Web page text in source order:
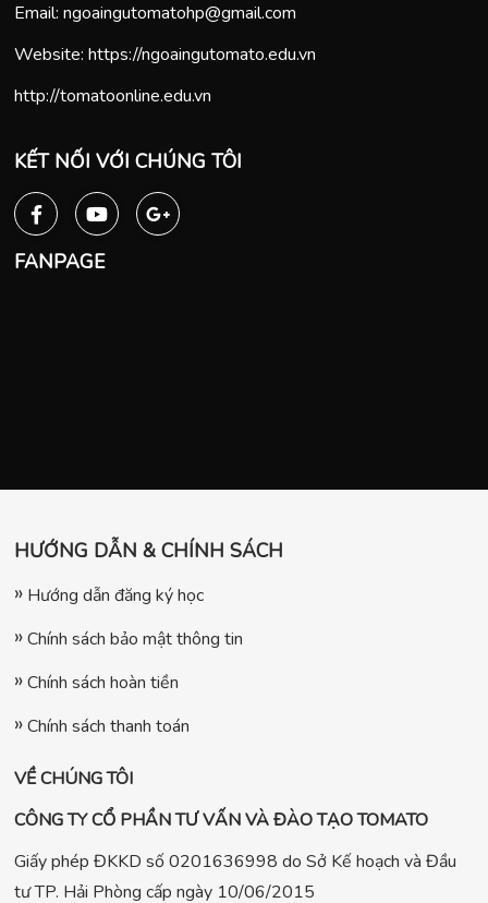
Email: ngoaingutomatohp@gmail.com
Website: https://ngoaingutomato.edu.vn
http://tomatoonline.edu.vn
KẾT NỐI VỚI CHÚNG TÔI
FANPAGE
HƯỚNG DẪN & CHÍNH SÁCH
Hướng dẫn đăng ký học
Chính sách bảo mật thông tin
Chính sách hoàn tiền
Chính sách thanh toán
VỀ CHÚNG TÔI
CÔNG TY CỔ PHẦN TƯ VẤN VÀ ĐÀO TẠO TOMATO
Giấy phép ĐKKD số 0201636998 do Sở Kế hoạch và Đầu
tư TP. Hải Phòng cấp ngày 10/06/2015